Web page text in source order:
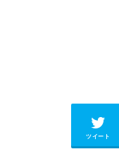
ツイート